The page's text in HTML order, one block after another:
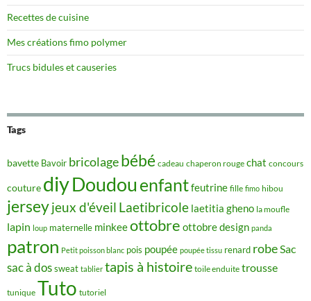
Recettes de cuisine
Mes créations fimo polymer
Trucs bidules et causeries
Tags
bavette Bavoir bricolagebébé cadeau chaperon rouge chat concours
couture diyDoudou enfantfeutrine fille fimo hibou
jerseyjeux d'éveil Laetibricole laetitia gheno la moufle
lapin loup maternelle minkeeottobre ottobre design panda
patron Petit poisson blanc pois poupée poupée tissu renard robeSac
sac à dossweat tablier tapis à histoire toile enduite trousse
tunique Tuto tutoriel